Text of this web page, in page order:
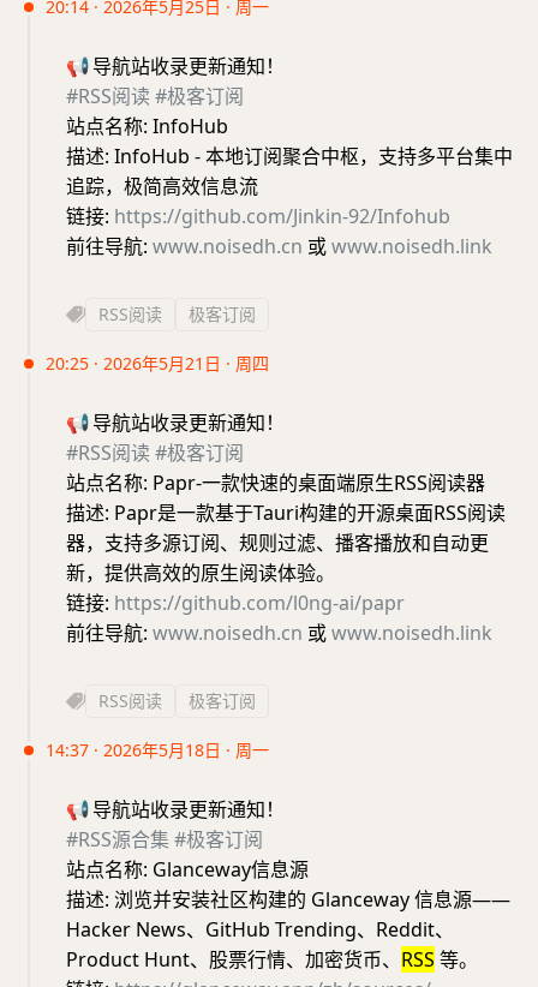
20:14 · 2026年5月25日 · 周一
📢导航站收录更新通知！
#RSS阅读 #极客订阅
站点名称: InfoHub
描述: InfoHub - 本地订阅聚合中枢，支持多平台集中
追踪，极简高效信息流
链接: https://github.com/Jinkin-92/Infohub
前往导航: www.noisedh.cn 或www.noisedh.link
RSS阅读 极客订阅
20:25 · 2026年5月21日 · 周四
📢导航站收录更新通知！
#RSS阅读 #极客订阅
站点名称: Papr-一款快速的桌面端原生RSS阅读器
描述: Papr是一款基于Tauri构建的开源桌面RSS阅读
器，支持多源订阅、规则过滤、播客播放和自动更
新，提供高效的原生阅读体验。
链接: https://github.com/l0ng-ai/papr
前往导航: www.noisedh.cn 或www.noisedh.link
RSS阅读 极客订阅
14:37 · 2026年5月18日 · 周一
📢导航站收录更新通知！
#RSS源合集 #极客订阅
站点名称: Glanceway信息源
描述: 浏览并安装社区构建的 Glanceway 信息源——
Hacker News、GitHub Trending、Reddit、
Product Hunt、股票行情、加密货币、 RSS 等。